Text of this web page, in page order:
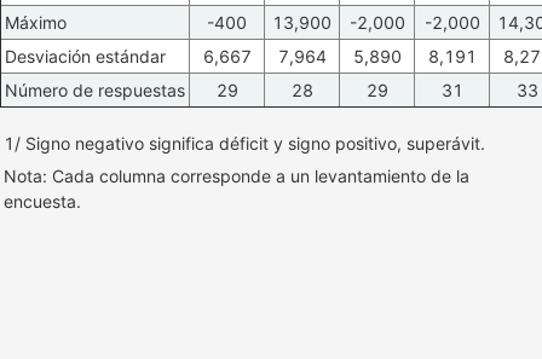
Máximo
-400 13,900 -2,000 -2,000
Desviación estándar
6,667 7,964 5,890 8,191
Número de respuestas
29 28 29 31 33
1/ Signo negativo significa déficit y signo positivo, superávit.
Nota: Cada columna corresponde a un levantamiento de la
encuesta.